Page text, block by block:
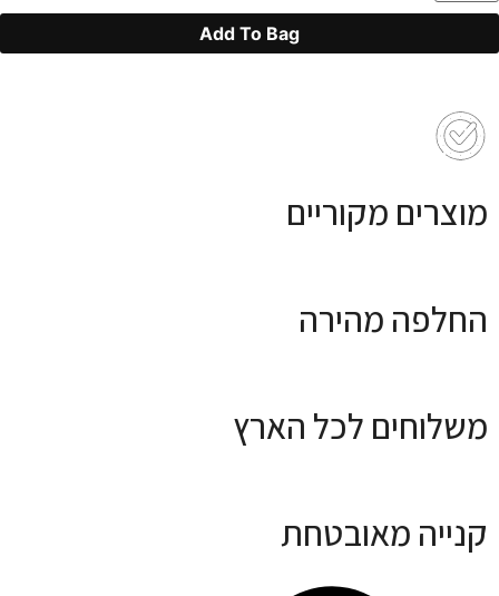
Add To Bag
מוצרים מקוריים
החלפה מהירה
משלוחים לכל הארץ
קנייה מאובטחת